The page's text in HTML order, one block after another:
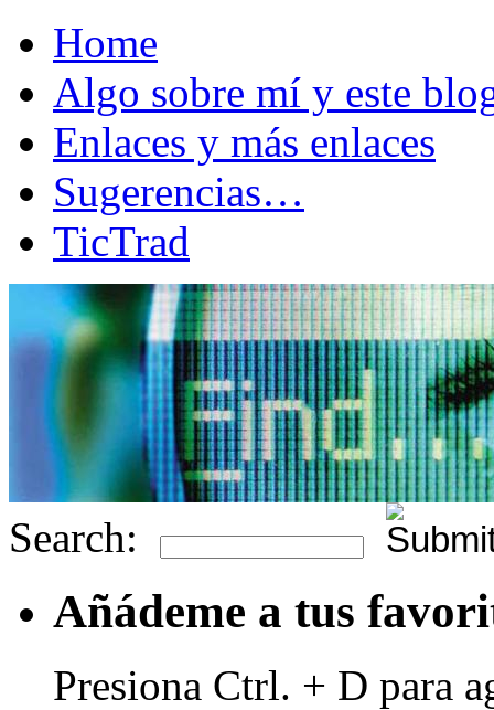
Home
Algo sobre mí y este
Enlaces y más enlaces
Sugerencias…
TicTrad
Search:
Añádeme a tus
Presiona Ctrl. + D para